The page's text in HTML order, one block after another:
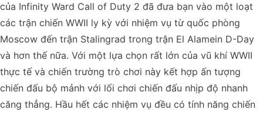
của Infinity Ward Call of Duty 2 đã đưa bạn vào một loạt
các trận chiến WWII ly kỳ với nhiệm vụ từ quốc phòng
Moscow đến trận Stalingrad trong trận El Alamein D-Day
và hơn thế nữa. Với một lựa chọn rất lớn của vũ khí WWII
thực tế và chiến trường trò chơi này kết hợp ấn tượng
chiến đấu bộ mảnh với lối chơi chiến đấu nhịp độ nhanh
căng thẳng. Hầu hết các nhiệm vụ đều có tính năng chiến